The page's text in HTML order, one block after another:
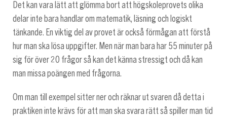
Det kan vara lätt att glömma bort att högskoleprovets olika
delar inte bara handlar om matematik, läsning och logiskt
tänkande. En viktig del av provet är också förmågan att förstå
hur man ska lösa uppgifter. Men när man bara har 55 minuter på
sig för över 20 frågor så kan det känna stressigt och då kan
man missa poängen med frågorna.
Om man till exempel sitter ner och räknar ut svaren då detta i
praktiken inte krävs för att man ska svara rätt så spiller man tid